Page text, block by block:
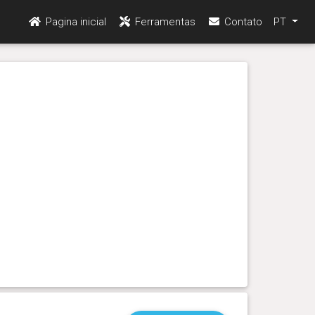
Pagina inicial Ferramentas Contato PT